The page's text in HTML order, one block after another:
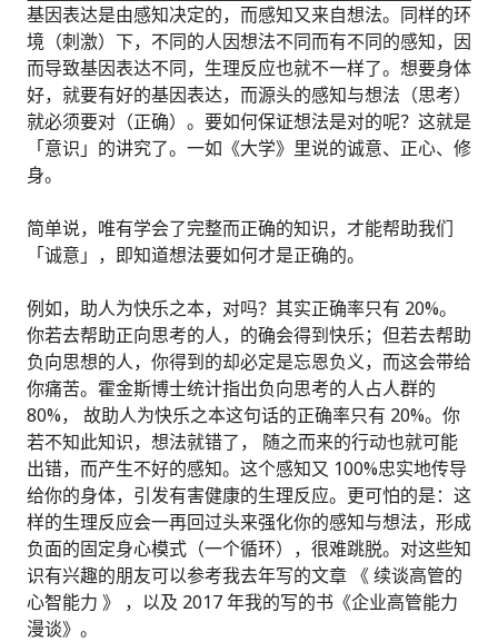
基因表达是由感知决定的，而感知又来自想法。同样的环
境（刺激）下，不同的人因想法不同而有不同的感知，因
而导致基因表达不同，生理反应也就不一样了。想要身体
好，就要有好的基因表达，而源头的感知与想法（思考）
就必须要对（正确）。要如何保证想法是对的呢？这就是
「意识」的讲究了。一如《大学》里说的诚意、正心、修
身。
简单说，唯有学会了完整而正确的知识，才能帮助我们
「诚意」，即知道想法要如何才是正确的。
例如，助人为快乐之本，对吗？其实正确率只有 20%。
你若去帮助正向思考的人，的确会得到快乐；但若去帮助
负向思想的人，你得到的却必定是忘恩负义，而这会带给
你痛苦。霍金斯博士统计指出负向思考的人占人群的
80%， 故助人为快乐之本这句话的正确率只有 20%。你
若不知此知识，想法就错了， 随之而来的行动也就可能
出错，而产生不好的感知。这个感知又 100%忠实地传导
给你的身体，引发有害健康的生理反应。更可怕的是：这
样的生理反应会一再回过头来强化你的感知与想法，形成
负面的固定身心模式（一个循环），很难跳脱。对这些知
识有兴趣的朋友可以参考我去年写的文章 《 续谈高管的
心智能力 》 ，以及 2017 年我的写的书《企业高管能力
漫谈》。